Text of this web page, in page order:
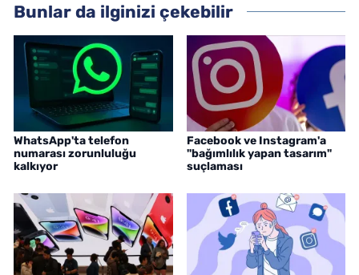
Bunlar da ilginizi çekebilir
WhatsApp'ta telefon
numarası zorunluluğu
kalkıyor
Facebook ve Instagram'a
"bağımlılık yapan tasarım"
suçlaması